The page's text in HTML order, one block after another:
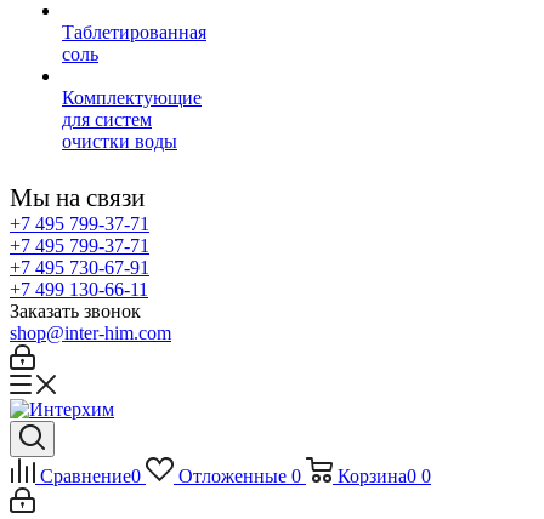
Таблетированная
соль
Комплектующие
для систем
очистки воды
Мы на связи
+7 495 799-37-71
+7 495 799-37-71
+7 495 730-67-91
+7 499 130-66-11
Заказать звонок
shop@inter-him.com
Сравнение0 Отложенные 0 Корзина0 0